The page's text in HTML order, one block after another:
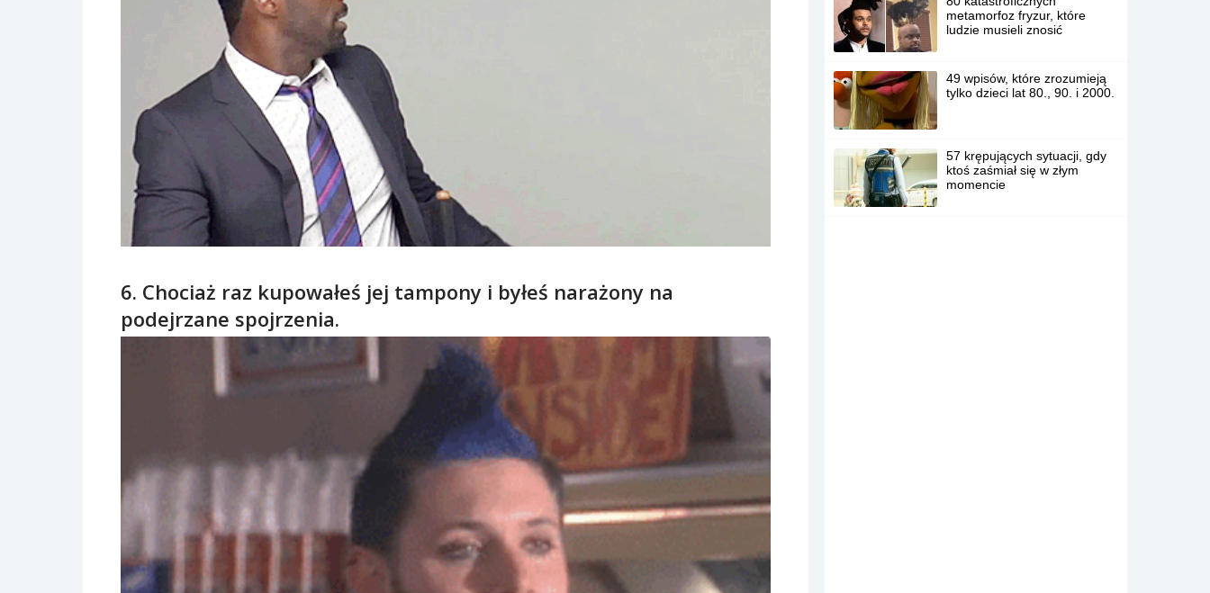
6. Chociaż raz kupowałeś jej tampony i byłeś narażony na
podejrzane spojrzenia.
metamorfoz fryzur, które
ludzie musieli znosić
49 wpisów, które zrozumieją
tylko dzieci lat 80., 90. i 2000.
57 krępujących sytuacji, gdy
ktoś zaśmiał się w złym
momencie